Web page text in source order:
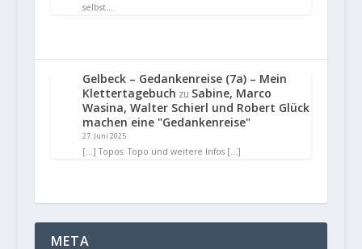
selbst…
Gelbeck – Gedankenreise (7a) – Mein
Klettertagebuch zu Sabine, Marco
Wasina, Walter Schierl und Robert Glück
machen eine "Gedankenreise"
27. Juni 2025
[…] Topos: Topo und weitere Infos […]
META